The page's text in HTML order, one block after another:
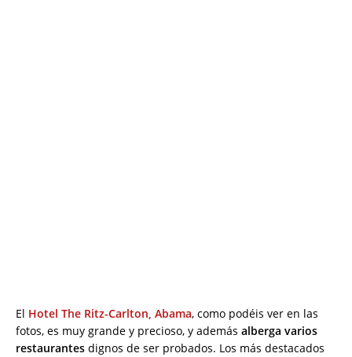
El Hotel The Ritz-Carlton, Abama, como podéis ver en las
fotos, es muy grande y precioso, y además alberga varios
restaurantes dignos de ser probados. Los más destacados